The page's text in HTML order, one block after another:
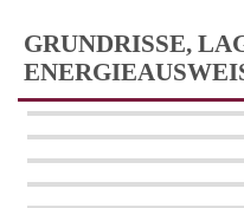
GRUNDRISSE,